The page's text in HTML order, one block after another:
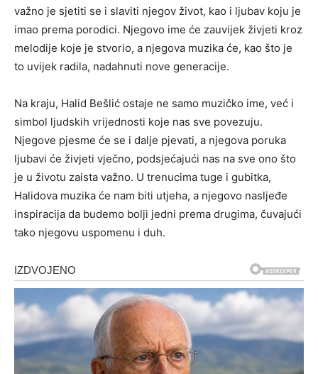
važno je sjetiti se i slaviti njegov život, kao i ljubav koju je
imao prema porodici. Njegovo ime će zauvijek živjeti kroz
melodije koje je stvorio, a njegova muzika će, kao što je
to uvijek radila, nadahnuti nove generacije.
Na kraju, Halid Bešlić ostaje ne samo muzičko ime, već i
simbol ljudskih vrijednosti koje nas sve povezuju.
Njegove pjesme će se i dalje pjevati, a njegova poruka
ljubavi će živjeti vječno, podsjećajući nas na sve ono što
je u životu zaista važno. U trenucima tuge i gubitka,
Halidova muzika će nam biti utjeha, a njegovo nasljeđe
inspiracija da budemo bolji jedni prema drugima, čuvajući
tako njegovu uspomenu i duh.